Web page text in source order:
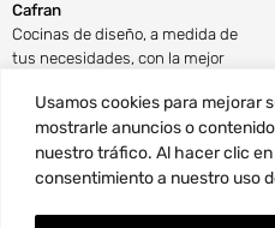
Usamos cookies para mejorar
mostrarle anuncios o
nuestro tráfico. Al hacer clic
consentimiento a nuestro uso
Cafran
Cocinas de diseño, a medida de
tus necesidades, con la mejor
que disfrutarás cada día.
Tel. 952 344 216